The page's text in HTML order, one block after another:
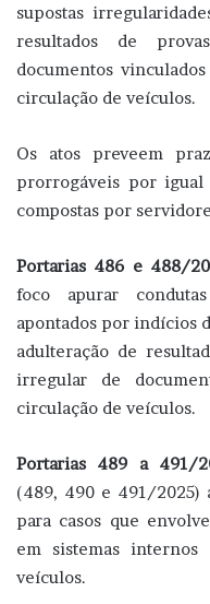
supostas
resultados de
documentos
circulação de veículos.
Os atos preveem
prorrogáveis por igual
compostas por
Portarias 486 e 488/
foco apurar
apontados por indícios
adulteração de
irregular de
circulação de veículos.
Portarias 489 a 491/
(489, 490 e 491/2025)
para casos que
em sistemas internos
veículos.